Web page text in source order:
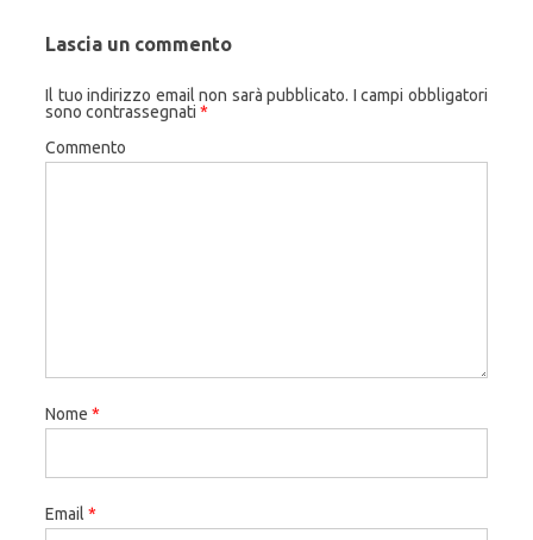
Lascia un commento
Il tuo indirizzo email non sarà pubblicato. I campi obbligatori
sono contrassegnati *
Commento
Nome *
Email *